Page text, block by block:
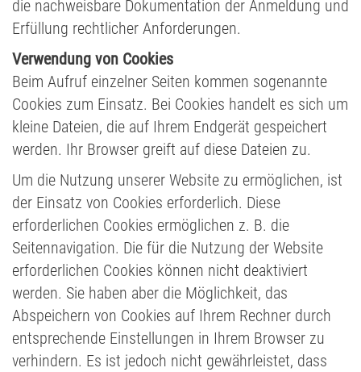
die nachweisbare Dokumentation der Anmeldung und
Erfüllung rechtlicher Anforderungen.
Verwendung von Cookies
Beim Aufruf einzelner Seiten kommen sogenannte
Cookies zum Einsatz. Bei Cookies handelt es sich um
kleine Dateien, die auf Ihrem Endgerät gespeichert
werden. Ihr Browser greift auf diese Dateien zu.
Um die Nutzung unserer Website zu ermöglichen, ist
der Einsatz von Cookies erforderlich. Diese
erforderlichen Cookies ermöglichen z. B. die
Seitennavigation. Die für die Nutzung der Website
erforderlichen Cookies können nicht deaktiviert
werden. Sie haben aber die Möglichkeit, das
Abspeichern von Cookies auf Ihrem Rechner durch
entsprechende Einstellungen in Ihrem Browser zu
verhindern. Es ist jedoch nicht gewährleistet, dass